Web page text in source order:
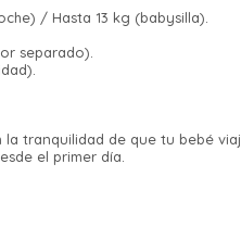
/ Hasta 13 kg (babysilla).
separado).
la tranquilidad de que tu bebé
el primer día.
crédito
Año
en las cuotas
preferidos
como metodo
comercio
lamentamos el
cualquier duda
en
mal!
mas tarde.